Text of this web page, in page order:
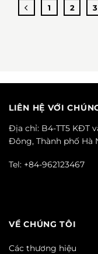
1 2 3
LIÊN HỆ VỚI
Địa chỉ: B4-TT5 KĐT
Đông, Thành phố Hà
Tel: +84-962123467
VỀ CHÚNG TÔI
Các thương hiệu